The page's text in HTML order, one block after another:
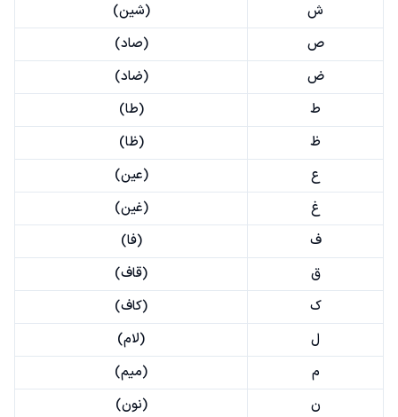
ش
(شین)
ص
(صاد)
ض
(ضاد)
ط
(طا)
ظ
(ظا)
ع
(عین)
غ
(غین)
ف
(فا)
ق
(قاف)
ک
(کاف)
ل
(لام)
م
(میم)
ن
(نون)